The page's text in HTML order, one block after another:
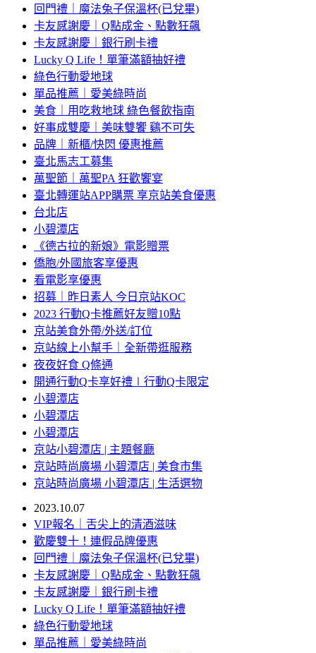
回門禮｜魔法兔子保溫杯(已兌畢)
卡友感謝慶｜Q點成金、點數狂飆
卡友感謝慶｜銀行刷卡禮
Lucky Q Life！單筆滿額抽好禮
綠色行動愛地球
單品推薦｜愛美綠時尚
美食｜用吃救地球 綠色餐飲指南
好事成雙慶｜美味雙饗 鷄不可失
品牌｜新櫃/快閃 優惠推薦
臺北馬志工募集
萬聖節｜萬聖PA 狂歡饗宴
臺北轉運站APP購票 享京站美食優惠
台北店
小碧潭店
《德古拉的新娘》電影贈票
僑胞/外國旅客享優惠
看電影享優惠
招募｜昨日素人 今日京站KOC
2023 行動Q卡推薦好友贈10點
京站美食外帶/外送/訂位
京站線上小幫手｜全新帶逛服務
夜夜好食 Q條通
開通行動Q卡享好禮∣行動Q卡限定
小碧潭店
小碧潭店
小碧潭店
京站小碧潭店 | 主題餐廳
京站時尚廣場 小碧潭店 | 美食市集
京站時尚廣場 小碧潭店 | 生活選物
2023.10.07
VIP報名｜舌尖上的清酒滋味
歡慶雙十！連假品牌優惠
回門禮｜魔法兔子保溫杯(已兌畢)
卡友感謝慶｜Q點成金、點數狂飆
卡友感謝慶｜銀行刷卡禮
Lucky Q Life！單筆滿額抽好禮
綠色行動愛地球
單品推薦｜愛美綠時尚